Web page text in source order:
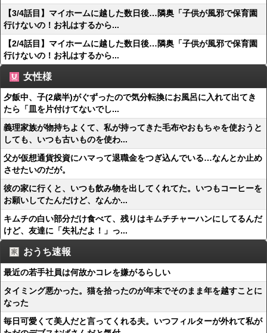
【3/4話目】マイホームに越した数日後…隣奥「子供が風邪で保育園
行けないの！お礼はするから...
【2/4話目】マイホームに越した数日後…隣奥「子供が風邪で保育園
行けないの！お礼はするから...
女性様
夕飯中、子(2歳半)がぐずったので気分転換にお風呂に入れて出てき
たら「皿を片付けてないでし...
義理家族が物持ちよくて、私が持ってきた毛布やおもちゃを使おうと
しても、いつも古いものを使わ...
父が仮想通貨投資にハマって退職金をつぎ込んでいる…なんとか止め
させたいのだが。
彼の家に行くと、いつも飲み物を出してくれてた。いつもコーヒーを
お願いしてたんだけど、なんか...
キムチの白い部分だけ食べて、残りはキムチチャーハンにしてるんだ
けど、友達に「失礼だよ！」っ...
おうち速報
最近の若手社員は何故かコレを嫌がるらしい
タイミング悪かった。猫を拾ったのが年末でそのまま年を越すことに
なった
毎日可愛くて美人だと言ってくれる夫。いつフィルターが外れて私が